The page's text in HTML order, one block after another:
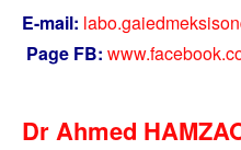
E-mail:
Page FB:
Dr Ahmed